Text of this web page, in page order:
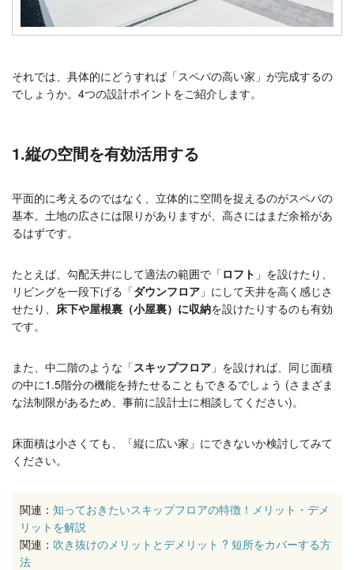
それでは、具体的にどうすれば「スペパの高い家」が完成するの
でしょうか。4つの設計ポイントをご紹介します。
1.縦の空間を有効活用する
平面的に考えるのではなく、立体的に空間を捉えるのがスペパの
基本。土地の広さには限りがありますが、高さにはまだ余裕があ
るはずです。
たとえば、勾配天井にして適法の範囲で「ロフト 」を設けたり、
リビングを一段下げる「ダウンフロア 」にして天井を高く感じさ
せたり、 床下や屋根裏（小屋裏）に収納を設けたりするのも有効
です。
また、中二階のような「スキップフロア 」を設ければ、同じ面積
の中に1.5階分の機能を持たせることもできるでしょう (さまざま
な法制限があるため、事前に設計士に相談してください)。
床面積は小さくても、「縦に広い家」にできないか検討してみて
ください。
関連： 知っておきたいスキップフロアの特徴！メリット・デメ
リットを解説
関連： 吹き抜けのメリットとデメリット ? 短所をカバーする方
法